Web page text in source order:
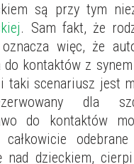
są przy tym
. Sam fakt, że
więc, że
kontaktów z
taki scenariusz jest
dla
do kontaktów
nad dzieckiem,